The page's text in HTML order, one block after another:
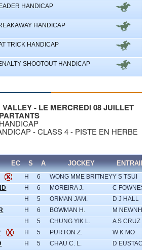
HANDICAP
HANDICAP
TRICK HANDICAP
SHOOTOUT HANDICAP
- LE MERCREDI 08 JUILLET
- CLASS 4 - PISTE EN HERBE
EC S A JOCKEY
H 6 WONG MME BRITNEYY S TSUI
H 6 MOREIRA J.
C FOWNES
H 5 ORMAN JAM.
D J HALL
H 6 BOWMAN H.
M NEWNHAM
H 5 CHUNG YIK L.
A S CRUZ
H 5 PURTON Z.
W K MO
H 5 CHAU C. L.
D EUSTACE